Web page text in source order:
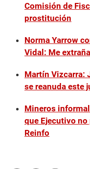
Comisión de
prostitución
Norma Yarrow
Vidal: Me
Martín Vizcarra:
se reanuda este
Mineros
que Ejecutivo
Reinfo